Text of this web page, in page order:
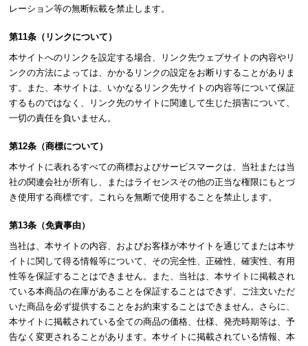
レーション等の無断転載を禁止します。
第11条（リンクについて）
本サイトへのリンクを設定する場合、リンク先ウェブサイトの内容やリ
ンクの方法によっては、かかるリンクの設定をお断りすることがありま
す。また、本サイトは、いかなるリンク先サイトの内容等について保証
するものではなく、リンク先のサイトに関連して生じた損害について、
一切の責任を負いません。
第12条（商標について）
本サイトに表れるすべての商標およびサービスマークは、当社または当
社の関連会社が所有し、またはライセンスその他の正当な権限にもとづ
き使用する商標です。これらを無断で使用することを禁止します。
第13条（免責事由）
当社は、本サイトの内容、およびお客様が本サイトを通じてまたは本サ
イトに関して得る情報等について、その完全性、正確性、確実性、有用
性等を保証することはできません。また、当社は、本サイトに掲載され
ている本商品の在庫があることを保証することはできず、ご注文いただ
いた商品を必ず提供することをお約束することはできません。さらに、
本サイトに掲載されている全ての商品の価格、仕様、発売時期等は、予
告なく変更されることがあります。本サイトに掲載されている情報、本